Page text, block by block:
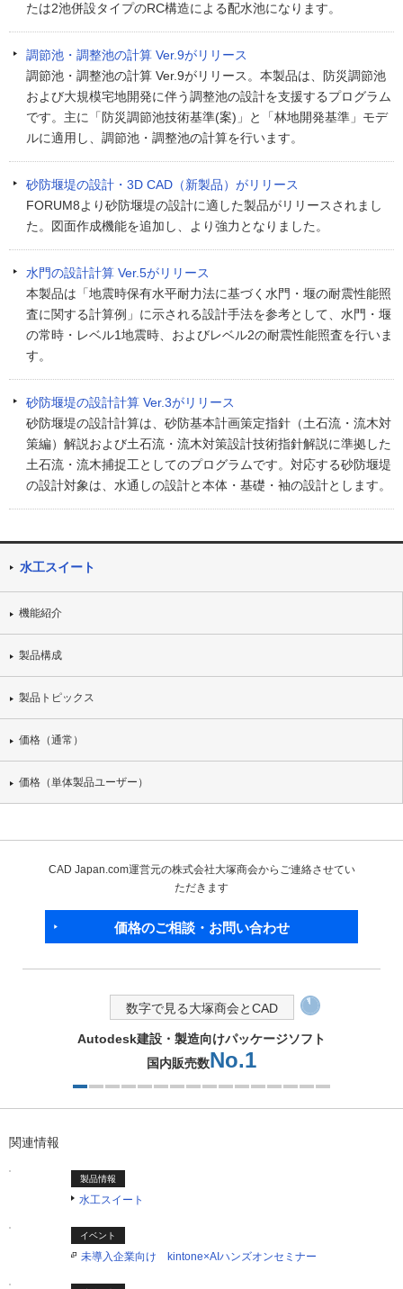
たは2池併設タイプのRC構造による配水池になります。
調節池・調整池の計算 Ver.9がリリース
調節池・調整池の計算 Ver.9がリリース。本製品は、防災調節池
および大規模宅地開発に伴う調整池の設計を支援するプログラム
です。主に「防災調節池技術基準(案)」と「林地開発基準」モデ
ルに適用し、調節池・調整池の計算を行います。
砂防堰堤の設計・3D CAD（新製品）がリリース
FORUM8より砂防堰堤の設計に適した製品がリリースされまし
た。図面作成機能を追加し、より強力となりました。
水門の設計計算 Ver.5がリリース
本製品は「地震時保有水平耐力法に基づく水門・堰の耐震性能照
査に関する計算例」に示される設計手法を参考として、水門・堰
の常時・レベル1地震時、およびレベル2の耐震性能照査を行いま
す。
砂防堰堤の設計計算 Ver.3がリリース
砂防堰堤の設計計算は、砂防基本計画策定指針（土石流・流木対
策編）解説および土石流・流木対策設計技術指針解説に準拠した
土石流・流木捕捉工としてのプログラムです。対応する砂防堰堤
の設計対象は、水通しの設計と本体・基礎・袖の設計とします。
水工スイート
機能紹介
製品構成
製品トピックス
価格（通常）
価格（単体製品ユーザー）
CAD Japan.com運営元の株式会社大塚商会からご連絡させてい
ただきます
価格のご相談・お問い合わせ
数字で見る大塚商会とCAD
Autodesk建設・製造向けパッケージソフト
国内販売数No.1
関連情報
製品情報
水工スイート
イベント
未導入企業向け kintone×AIハンズオンセミナー